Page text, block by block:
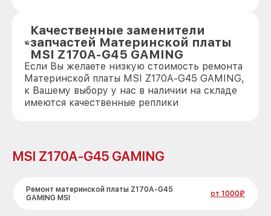
Качественные заменители
запчастей Материнской платы
MSI Z170A-G45 GAMING
Если Вы желаете низкую стоимость ремонта
Материнской платы MSI Z170A-G45 GAMING,
к Вашему выбору у нас в наличии на складе
имеются качественные реплики
MSI Z170A-G45 GAMING
Ремонт материнской платы Z170A-G45
GAMING MSI
от 1000₽